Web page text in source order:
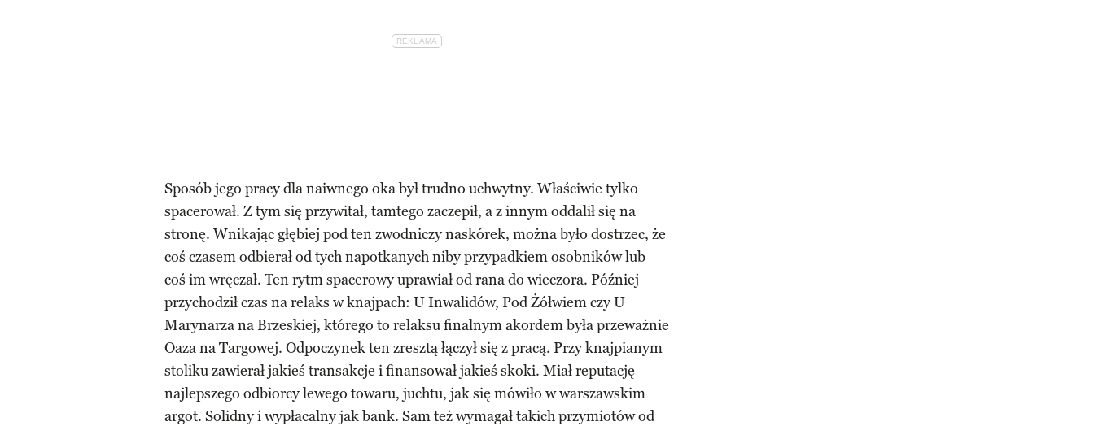
Sposób jego pracy dla naiwnego oka był trudno uchwytny. Właściwie tylko
spacerował. Z tym się przywitał, tamtego zaczepił, a z innym oddalił się na
stronę. Wnikając głębiej pod ten zwodniczy naskórek, można było dostrzec, że
coś czasem odbierał od tych napotkanych niby przypadkiem osobników lub
coś im wręczał. Ten rytm spacerowy uprawiał od rana do wieczora. Później
przychodził czas na relaks w knajpach: U Inwalidów, Pod Żółwiem czy U
Marynarza na Brzeskiej, którego to relaksu finalnym akordem była przeważnie
Oaza na Targowej. Odpoczynek ten zresztą łączył się z pracą. Przy knajpianym
stoliku zawierał jakieś transakcje i finansował jakieś skoki. Miał reputację
najlepszego odbiorcy lewego towaru, juchtu, jak się mówiło w warszawskim
argot. Solidny i wypłacalny jak bank. Sam też wymagał takich przymiotów od